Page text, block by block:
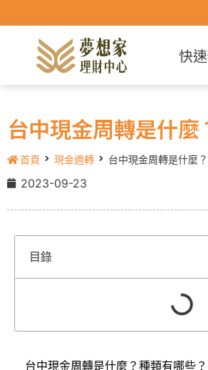
快
台中現金周轉是什
首頁 現金週轉 台中現金周轉是什麼
2023-09-23
目錄
台中現金周轉是什麼？種類有哪些